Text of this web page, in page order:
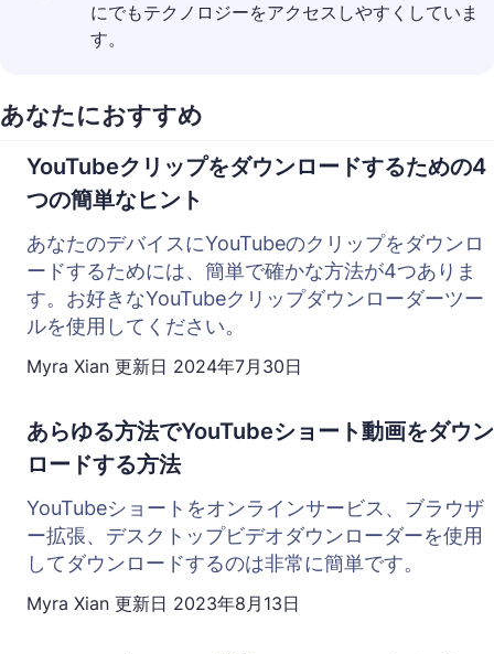
にでもテクノロジーをアクセスしやすくしていま
す。
あなたにおすすめ
YouTubeクリップをダウンロードするための4
つの簡単なヒント
あなたのデバイスにYouTubeのクリップをダウンロ
ードするためには、簡単で確かな方法が4つありま
す。お好きなYouTubeクリップダウンローダーツー
ルを使用してください。
Myra Xian 更新日 2024年7月30日
あらゆる方法でYouTubeショート動画をダウン
ロードする方法
YouTubeショートをオンラインサービス、ブラウザ
ー拡張、デスクトップビデオダウンローダーを使用
してダウンロードするのは非常に簡単です。
Myra Xian 更新日 2023年8月13日